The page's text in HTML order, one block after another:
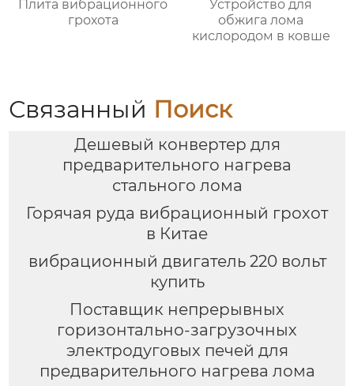
Плита вибрационного
грохота
Устройство для
обжига лома
кислородом в ковше
Связанный Поиск
Дешевый конвертер для
предварительного нагрева
стального лома
Горячая руда вибрационный грохот
в Китае
вибрационный двигатель 220 вольт
купить
Поставщик непрерывных
горизонтально-загрузочных
электродуговых печей для
предварительного нагрева лома